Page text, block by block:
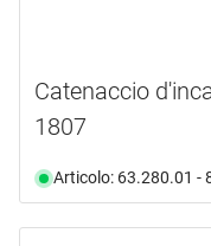
Catenaccio
1807
Articolo: 63.280.01 -